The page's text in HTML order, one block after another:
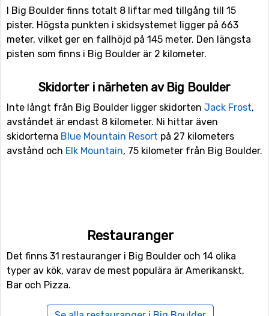
I Big Boulder finns totalt 8 liftar med tillgång till 15
pister. Högsta punkten i skidsystemet ligger på 663
meter, vilket ger en fallhöjd på 145 meter. Den längsta
pisten som finns i Big Boulder är 2 kilometer.
Skidorter i närheten av Big Boulder
Inte långt från Big Boulder ligger skidorten Jack Frost,
avståndet är endast 8 kilometer. Ni hittar även
skidorterna Blue Mountain Resort på 27 kilometers
avstånd och Elk Mountain, 75 kilometer från Big Boulder.
Restauranger
Det finns 31 restauranger i Big Boulder och 14 olika
typer av kök, varav de mest populära är Amerikanskt,
Bar och Pizza.